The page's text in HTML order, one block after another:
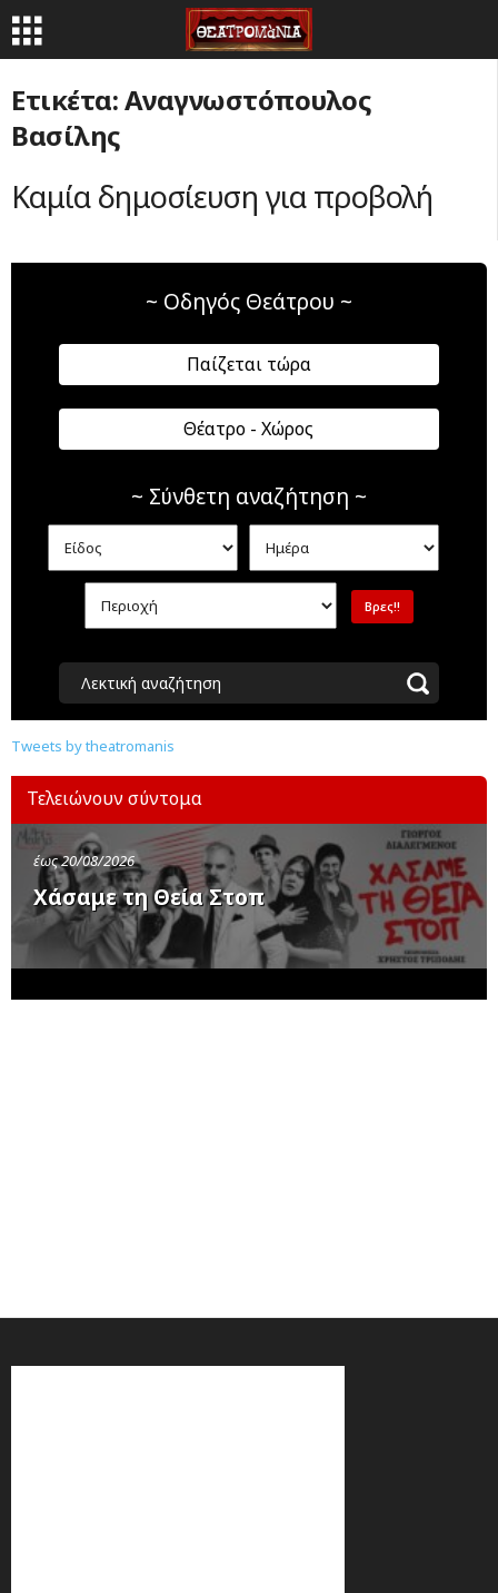
Ετικέτα: Αναγνωστόπουλος
Βασίλης
Καμία δημοσίευση για προβολή
~ Οδηγός Θεάτρου ~
Παίζεται τώρα
Θέατρο - Χώρος
~ Σύνθετη αναζήτηση ~
Λεκτική αναζήτηση
Tweets by theatromanis
Τελειώνουν σύντομα
έως 20/08/2026
Χάσαμε τη Θεία Στοπ